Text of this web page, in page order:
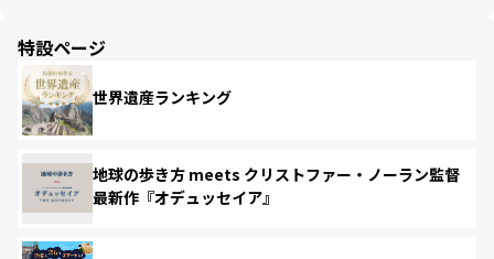
特設ページ
世界遺産ランキング
地球の歩き方 meets クリストファー・ノーラン監督
最新作『オデュッセイア』